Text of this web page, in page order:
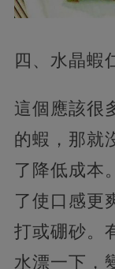
四、水晶蝦
這個應該很
的蝦，那就
了降低成本
了使口感更
打或硼砂。
水漂一下，